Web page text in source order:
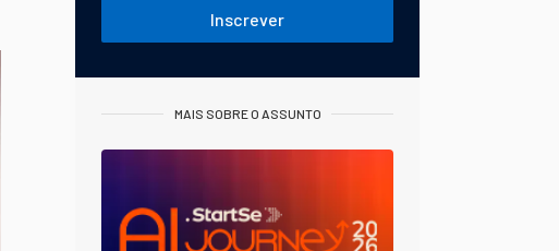
Inscrever
MAIS SOBRE O ASSUNTO